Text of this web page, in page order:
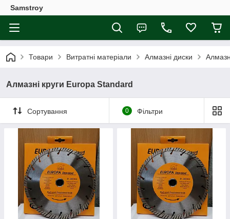
Samstroy
Товари Витратні матеріали Алмазні диски
Алмазні круги Europa Standard
Сортування 0 Фільтри